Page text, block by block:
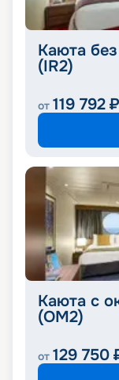
Каюта
(IR2)
от 119 792 ₽
Каюта с
(OM2)
от 129 750